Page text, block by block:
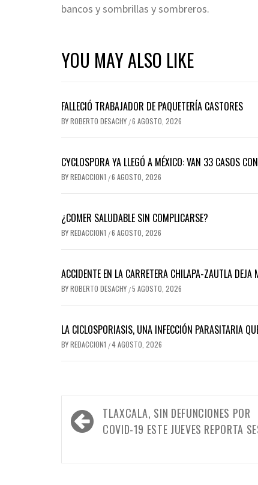
bancos y sombrillas y sombreros.
YOU MAY ALSO LIKE
FALLECIÓ TRABAJADOR DE PAQUETERÍA CASTORES
BYROBERTO DESACHY /6 AGOSTO, 2026
CYCLOSPORA YA LLEGÓ A MÉXICO: VAN 33 CASOS
BYREDACCION1 /6 AGOSTO, 2026
¿COMER SALUDABLE SIN COMPLICARSE?
BYREDACCION1 /6 AGOSTO, 2026
ACCIDENTE EN LA CARRETERA CHILAPA-ZAUTLA DEJA
BYROBERTO DESACHY /5 AGOSTO, 2026
LA CICLOSPORIASIS, UNA INFECCIÓN PARASITARIA
BYREDACCION1 /4 AGOSTO, 2026
Navegación
de
TLAXCALA, SIN DEFUNCIONES POR
COVID-19 ESTE JUEVES REPORTA